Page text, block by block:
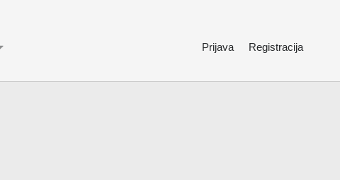
Prijava Registracija